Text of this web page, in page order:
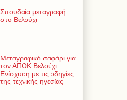
Σπουδαία μεταγραφή
στο Βελούχι
Μεταγραφικό σαφάρι για
τον ΑΠΟΚ Βελούχι:
Ενίσχυση με τις οδηγίες
της τεχνικής ηγεσίας